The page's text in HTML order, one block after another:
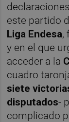
este partido
Liga Endesa,
y en el que
acceder a la
cuadro
siete
disputados-
complicado